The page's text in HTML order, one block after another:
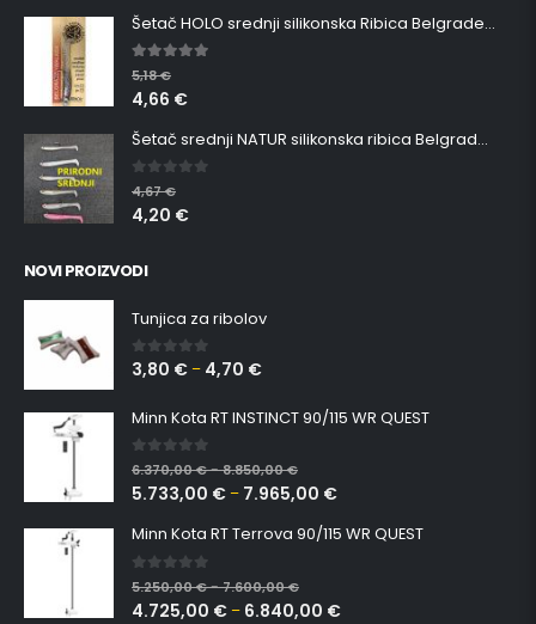
Šetač HOLO srednji silikonska Ribica Belgrade Walker
5.00out of 5
5,18€
4,66 €
Šetač srednji NATUR silikonska ribica Belgrade Walker
0 out of 5
4,67€
4,20 €
NOVI PROIZVODI
Tunjica za ribolov
0 out of 5
3,80 € – 4,70 €
Minn Kota RT INSTINCT 90/115 WR QUEST
0 out of 5
6.370,00€–8.850,00€
5.733,00 € – 7.965,00 €
Minn Kota RT Terrova 90/115 WR QUEST
0 out of 5
5.250,00€–7.600,00€
4.725,00 € – 6.840,00 €